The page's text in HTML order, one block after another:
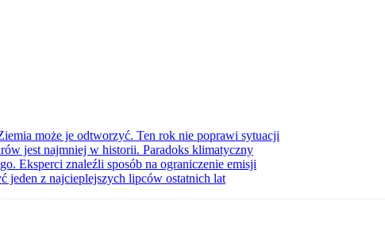
może je odtworzyć. Ten rok nie poprawi sytuacji
jest najmniej w historii. Paradoks klimatyczny
Eksperci znaleźli sposób na ograniczenie emisji
jeden z najcieplejszych lipców ostatnich lat